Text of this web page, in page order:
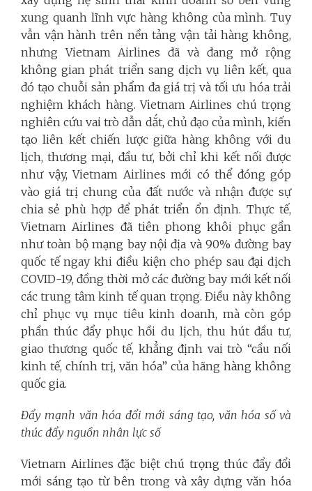
xung quanh lĩnh vực hàng không của mình. Tuy
vẫn vận hành trên nền tảng vận tải hàng không,
nhưng Vietnam Airlines đã và đang mở rộng
không gian phát triển sang dịch vụ liên kết, qua
đó tạo chuỗi sản phẩm đa giá trị và tối ưu hóa trải
nghiệm khách hàng. Vietnam Airlines chú trọng
nghiên cứu vai trò dẫn dắt, chủ đạo của mình, kiến
tạo liên kết chiến lược giữa hàng không với du
lịch, thương mại, đầu tư, bởi chỉ khi kết nối được
như vậy, Vietnam Airlines mới có thể đóng góp
vào giá trị chung của đất nước và nhận được sự
chia sẻ phù hợp để phát triển ổn định. Thực tế,
Vietnam Airlines đã tiên phong khôi phục gần
như toàn bộ mạng bay nội địa và 90% đường bay
quốc tế ngay khi điều kiện cho phép sau đại dịch
COVID-19, đồng thời mở các đường bay mới kết nối
các trung tâm kinh tế quan trọng. Điều này không
chỉ phục vụ mục tiêu kinh doanh, mà còn góp
phần thúc đẩy phục hồi du lịch, thu hút đầu tư,
giao thương quốc tế, khẳng định vai trò “cầu nối
kinh tế, chính trị, văn hóa” của hãng hàng không
quốc gia.
Đẩy mạnh văn hóa đổi mới sáng tạo, văn hóa số và
thúc đẩy nguồn nhân lực số
Vietnam Airlines đặc biệt chú trọng thúc đẩy đổi
mới sáng tạo từ bên trong và xây dựng văn hóa